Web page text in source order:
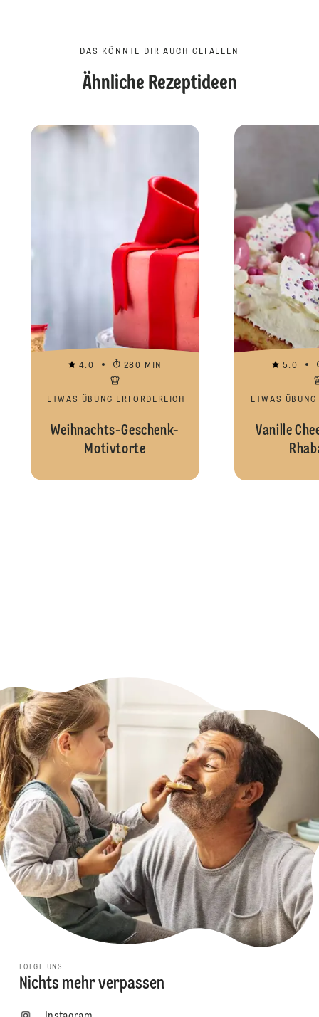
DAS KÖNNTE DIR AUCH GEFALLEN
Ähnliche Rezeptideen
4.0 280 MIN
ETWAS ÜBUNG ERFORDERLICH
Weihnachts-Geschenk-
Motivtorte
5.0
ETWAS
Vanille
FOLGE UNS
Nichts mehr verpassen